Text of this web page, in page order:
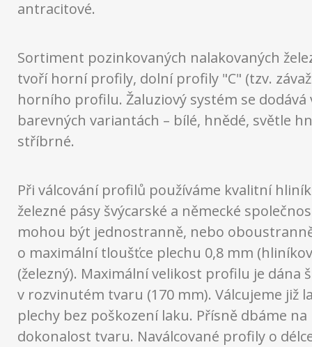
antracitové.
Sortiment pozinkovaných nalakovaných
tvoří horní profily, dolní profily "C" (tzv.
horního profilu. Žaluziový systém se dodává
barevných variantách – bílé, hnědé, světle
stříbrné.
Při válcování profilů používáme kvalitní
železné pásy švýcarské a německé
mohou být jednostranně, nebo
o maximální tloušťce plechu 0,8 mm
(železný). Maximální velikost profilu je dána
v rozvinutém tvaru (170 mm). Válcujeme již
plechy bez poškození laku. Přísně dbáme
dokonalost tvaru. Naválcované profily o